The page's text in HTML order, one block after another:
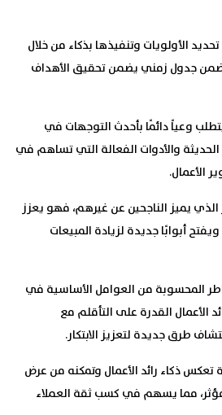
الأولويات وتنفيذها بذكاء من خلال
جدول زمني يضمن تحقيق الأهداف
وعياً دائمًا بأحدث التوجهات في
والأدوات الفعالة التي تساهم في
الأعمال.
الذي يميز الناجحين عن غيرهم، فهو يعزز
أبوابًا جديدة لزيادة المبيعات
المحسوبة من العوامل الأساسية في
الأعمال القدرة على التأقلم مع
طرق جديدة لتعزيز الابتكار.
تعكس ذكاء رائد الأعمال وتمكنه من عرض
مؤثر، مما يسهم في كسب ثقة العملاء